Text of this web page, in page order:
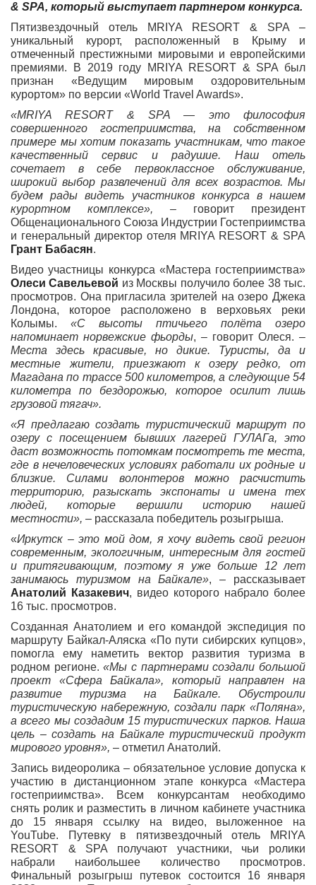
& SPA, который выступает партнером конкурса.
Пятизвездочный отель MRIYA RESORT & SPA –
уникальный курорт, расположенный в Крыму и
отмеченный престижными мировыми и европейскими
премиями. В 2019 году MRIYA RESORT & SPA был
признан «Ведущим мировым оздоровительным
курортом» по версии «World Travel Awards».
«MRIYA RESORT & SPA — это философия
совершенного гостеприимства, на собственном
примере мы хотим показать участникам, что такое
качественный сервис и радушие. Наш отель
сочетает в себе первоклассное обслуживание,
широкий выбор развлечений для всех возрастов. Мы
будем рады видеть участников конкурса в нашем
курортном комплексе», – говорит президент
Общенационального Союза Индустрии Гостеприимства
и генеральный директор отеля MRIYA RESORT & SPA
Грант Бабасян.
Видео участницы конкурса «Мастера гостеприимства»
Олеси Савельевой из Москвы получило более 38 тыс.
просмотров. Она пригласила зрителей на озеро Джека
Лондона, которое расположено в верховьях реки
Колымы. «С высоты птичьего полёта озеро
напоминает норвежские фьорды, – говорит Олеся. –
Места здесь красивые, но дикие. Туристы, да и
местные жители, приезжают к озеру редко, от
Магадана по трассе 500 километров, а следующие 54
километра по бездорожью, которое осилит лишь
грузовой тягач».
«Я предлагаю создать туристический маршрут по
озеру с посещением бывших лагерей ГУЛАГа, это
даст возможность потомкам посмотреть те места,
где в нечеловеческих условиях работали их родные и
близкие. Силами волонтеров можно расчистить
территорию, разыскать экспонаты и имена тех
людей, которые вершили историю нашей
местности», – рассказала победитель розыгрыша.
«Иркутск – это мой дом, я хочу видеть свой регион
современным, экологичным, интересным для гостей
и притягивающим, поэтому я уже больше 12 лет
занимаюсь туризмом на Байкале», – рассказывает
Анатолий Казакевич, видео которого набрало более
16 тыс. просмотров.
Созданная Анатолием и его командой экспедиция по
маршруту Байкал-Аляска «По пути сибирских купцов»,
помогла ему наметить вектор развития туризма в
родном регионе.«Мы с партнерами создали большой
проект «Сфера Байкала», который направлен на
развитие туризма на Байкале. Обустроили
туристическую набережную, создали парк «Поляна»,
а всего мы создадим 15 туристических парков. Наша
цель – создать на Байкале туристический продукт
мирового уровня», – отметил Анатолий.
Запись видеоролика – обязательное условие допуска к
участию в дистанционном этапе конкурса «Мастера
гостеприимства». Всем конкурсантам необходимо
снять ролик и разместить в личном кабинете участника
до 15 января ссылку на видео, выложенное на
YouTube. Путевку в пятизвездочный отель MRIYA
RESORT & SPA получают участники, чьи ролики
набрали наибольшее количество просмотров.
Финальный розыгрыш путевок состоится 16 января